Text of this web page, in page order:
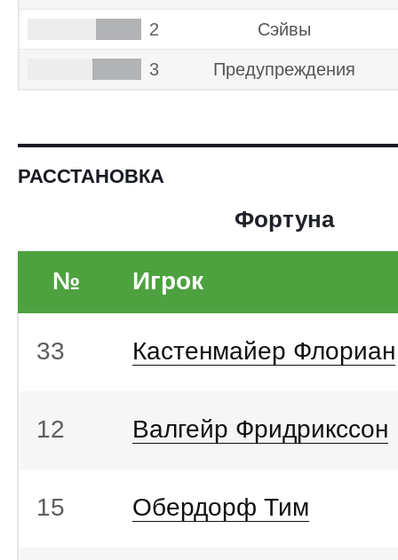
2 Cэйвы
3 Предупреждения
РАССТАНОВКА
Фортуна
№ Игрок
33 Кастенмайер Флориан
12 Валгейр Фридрикссон
15 Обердорф Тим